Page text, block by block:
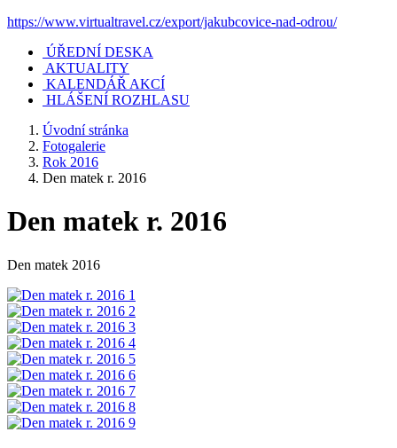
https://www.virtualtravel.cz/export/jakubcovice-nad-odrou/
ÚŘEDNÍ DESKA
AKTUALITY
KALENDÁŘ AKCÍ
HLÁŠENÍ ROZHLASU
Úvodní stránka
Fotogalerie
Rok 2016
Den matek r. 2016
Den matek r. 2016
Den matek 2016